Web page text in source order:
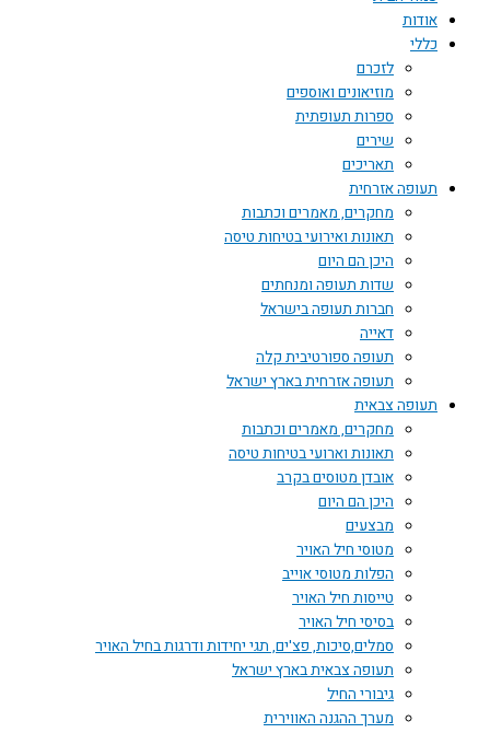
אודות
כללי
לזכרם
מוזיאונים ואוספים
ספרות תעופתית
שירים
תאריכים
תעופה אזרחית
מחקרים, מאמרים וכתבות
תאונות ואירועי בטיחות טיסה
היכן הם היום
שדות תעופה ומנחתים
חברות תעופה בישראל
דאייה
תעופה ספורטיבית קלה
תעופה אזרחית בארץ ישראל
תעופה צבאית
מחקרים, מאמרים וכתבות
תאונות וארועי בטיחות טיסה
אובדן מטוסים בקרב
היכן הם היום
מבצעים
מטוסי חיל האויר
הפלות מטוסי אוייב
טייסות חיל האויר
בסיסי חיל האויר
סמלים,סיכות, פצ'ים, תגי יחידות ודרגות בחיל האויר
תעופה צבאית בארץ ישראל
גיבורי החיל
מערך ההגנה האווירית